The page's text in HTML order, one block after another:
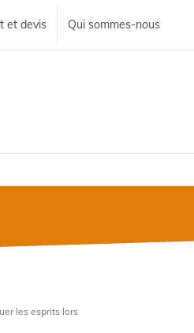
et devis Qui sommes-nous
les esprits lors